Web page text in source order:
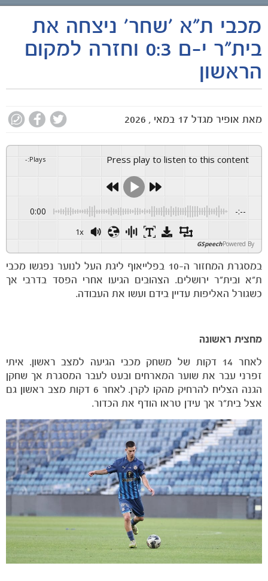
אירועי המשחק
סיקור המשחק
הרכבים
מכבי ת״א ׳שחר׳ ניצחה את
בית״ר י-ם 0:3 וחזרה למקום
הראשון
מאת אופיר מגדל 17 במאי , 2026
Press play to listen to this content
Plays
:
-
0:00 -:--
1x
Powered By
GSpeech
במסגרת המחזור ה-10 בפלייאוף ליגת העל לנוער נפגשו מכבי
ת״א ובית״ר ירושלים. הצהובים הגיעו אחרי הפסד בדרבי אך
כשגורל האליפות עדיין בידם ועשו את העבודה.
מחצית ראשונה
לאחר 14 דקות של משחק מכבי הגיעה למצב ראשון. איתי
זפרני עבר את שוער המארחים ובעט לעבר המסגרת אך שחקן
הגנה הצליח להרחיק מהקו לקרן. לאחר 6 דקות מצב ראשון גם
אצל בית״ר אך עידן טראו הודף את הכדור.